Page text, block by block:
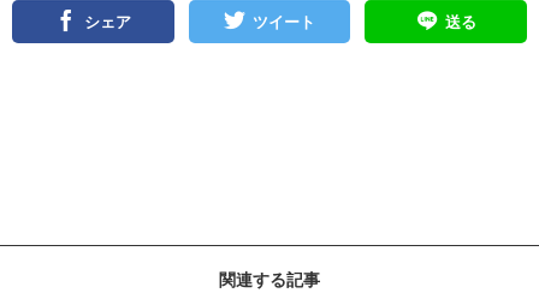
シェア ツイート 送る
関連する記事